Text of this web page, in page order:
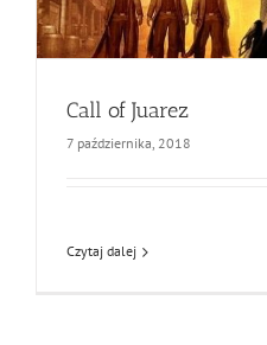
Call of Juarez
7 października, 2018
Czytaj dalej